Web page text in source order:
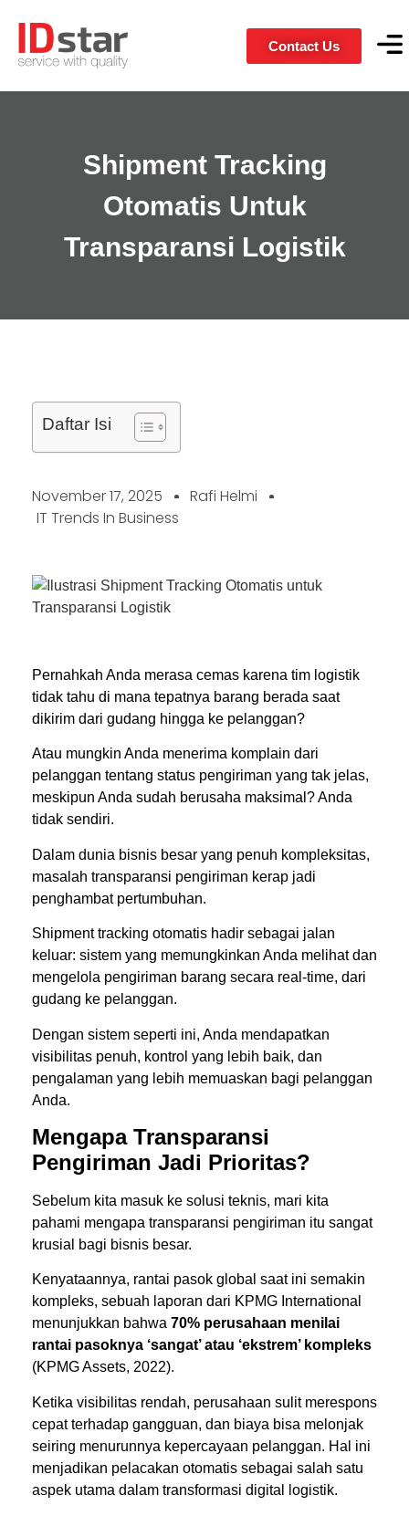
Contact Us
Shipment Tracking
Otomatis Untuk
Transparansi Logistik
Daftar Isi
November 17, 2025
Rafi Helmi
IT Trends In Business
Pernahkah Anda merasa cemas karena tim logistik
tidak tahu di mana tepatnya barang berada saat
dikirim dari gudang hingga ke pelanggan?
Atau mungkin Anda menerima komplain dari
pelanggan tentang status pengiriman yang tak jelas,
meskipun Anda sudah berusaha maksimal? Anda
tidak sendiri.
Dalam dunia bisnis besar yang penuh kompleksitas,
masalah transparansi pengiriman kerap jadi
penghambat pertumbuhan.
Shipment tracking otomatis hadir sebagai jalan
keluar: sistem yang memungkinkan Anda melihat dan
mengelola pengiriman barang secara real-time, dari
gudang ke pelanggan.
Dengan sistem seperti ini, Anda mendapatkan
visibilitas penuh, kontrol yang lebih baik, dan
pengalaman yang lebih memuaskan bagi pelanggan
Anda.
Mengapa Transparansi
Pengiriman Jadi Prioritas?
Sebelum kita masuk ke solusi teknis, mari kita
pahami mengapa transparansi pengiriman itu sangat
krusial bagi bisnis besar.
Kenyataannya, rantai pasok global saat ini semakin
kompleks, sebuah laporan dari KPMG International
menunjukkan bahwa 70% perusahaan menilai
rantai pasoknya ‘sangat’ atau ‘ekstrem’ kompleks
(KPMG Assets, 2022).
Ketika visibilitas rendah, perusahaan sulit merespons
cepat terhadap gangguan, dan biaya bisa melonjak
seiring menurunnya kepercayaan pelanggan. Hal ini
menjadikan pelacakan otomatis sebagai salah satu
aspek utama dalam transformasi digital logistik.